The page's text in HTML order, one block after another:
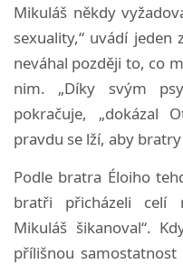
Mikuláš někdy
sexuality,“ uvádí
neváhal později to, co
nim. „Díky svým
pokračuje, „dokázal
pravdu se lží, aby
Podle bratra Éloiho
bratři přicházeli celí
Mikuláš šikanoval“.
přílišnou